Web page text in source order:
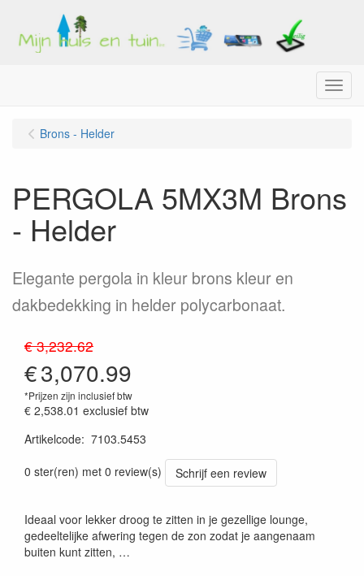
Menu
Brons - Helder
PERGOLA 5MX3M Brons
- Helder
Elegante pergola in kleur brons kleur en
dakbedekking in helder polycarbonaat.
€ 3,232.62
€3,070.99
*Prijzen zijn inclusief btw
€ 2,538.01 exclusief btw
Artikelcode: 7103.5453
0 ster(ren) met 0 review(s)
Schrijf een review
Ideaal voor lekker droog te zitten in je gezellige lounge,
gedeeltelijke afwering tegen de zon zodat je aangenaam
buiten kunt zitten, …